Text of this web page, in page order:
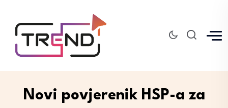
Novi povjerenik HSP-a za